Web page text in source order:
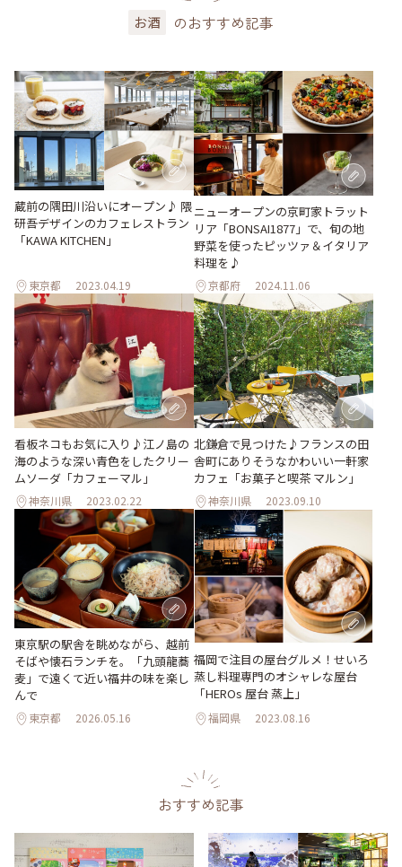
お酒 のおすすめ記事
蔵前の隅田川沿いにオープン♪ 隈
研吾デザインのカフェレストラン
「KAWA KITCHEN」
東京都 2023.04.19
ニューオープンの京町家トラット
リア「BONSAI1877」で、旬の地
野菜を使ったピッツァ＆イタリア
料理を♪
京都府 2024.11.06
看板ネコもお気に入り♪江ノ島の
海のような深い青色をしたクリー
ムソーダ「カフェーマル」
神奈川県 2023.02.22
北鎌倉で見つけた♪フランスの田
舎町にありそうなかわいい一軒家
カフェ「お菓子と喫茶 マルン」
神奈川県 2023.09.10
東京駅の駅舎を眺めながら、越前
そばや懐石ランチを。「九頭龍蕎
麦」で遠くて近い福井の味を楽し
んで
東京都 2026.05.16
福岡で注目の屋台グルメ！せいろ
蒸し料理専門のオシャレな屋台
「HEROs 屋台 蒸上」
福岡県 2023.08.16
おすすめ記事